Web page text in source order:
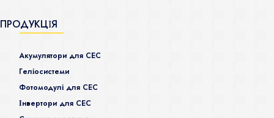
ПРОДУКЦІЯ
Акумулятори для СЕС
Гeліосистеми
Фотомодулі для СЕС
Інвертори для СЕС